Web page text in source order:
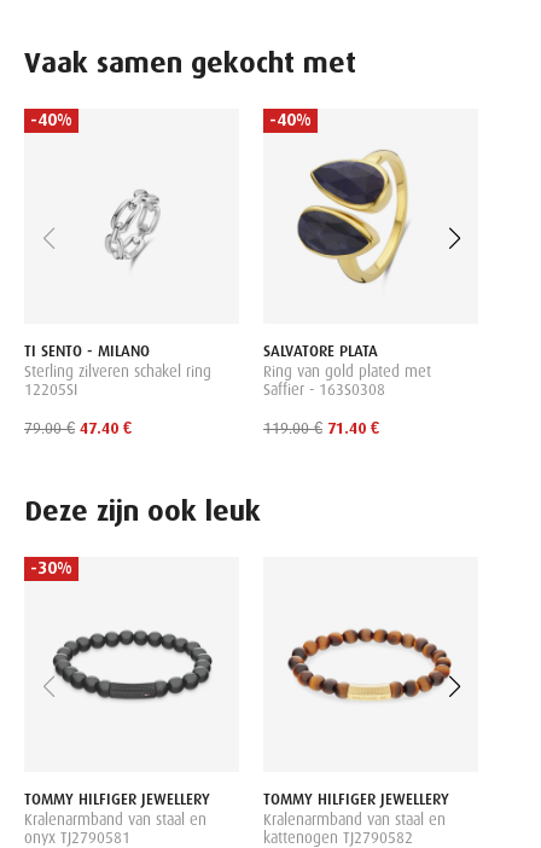
Vaak samen gekocht met
-40%
TI SENTO - MILANO
Sterling zilveren schakel ring
12205SI
79.00 € 47.40 €
-40%
SALVATORE PLATA
Ring van gold plated met
Saffier - 163S0308
119.00 € 71.40 €
Deze zijn ook leuk
-30%
TOMMY HILFIGER JEWELLERY
Kralenarmband van staal en
onyx TJ2790581
TOMMY HILFIGER JEWELLERY
Kralenarmband van staal en
kattenogen TJ2790582